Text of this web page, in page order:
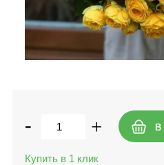
- +
Купить в 1 клик